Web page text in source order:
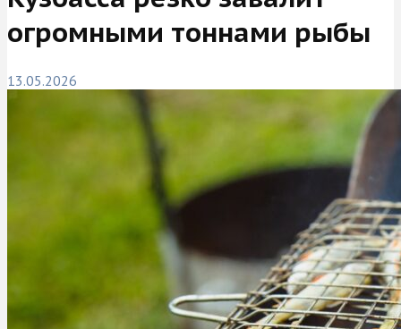
огромными тоннами рыбы
13.05.2026